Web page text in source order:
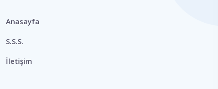
Anasayfa
S.S.S.
İletişim